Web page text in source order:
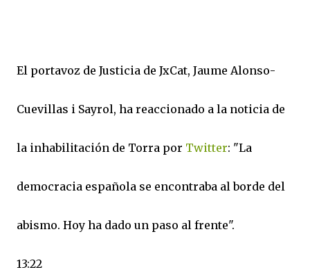
El portavoz de Justicia de JxCat, Jaume Alonso-
Cuevillas i Sayrol, ha reaccionado a la noticia de
la inhabilitación de Torra por Twitter: "La
democracia española se encontraba al borde del
abismo. Hoy ha dado un paso al frente".
13:22